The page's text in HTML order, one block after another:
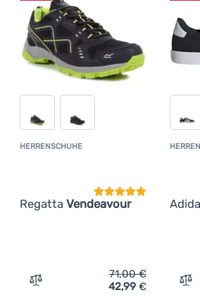
HERRENSCHUHE
Regatta Vendeavour
Kundenbewertung
Zum Vergleich 'Herrenschuhe
71,00€
42,99 €